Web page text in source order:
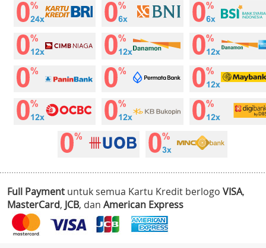
Full Payment untuk semua Kartu Kredit berlogo VISA,
MasterCard, JCB, dan American Express